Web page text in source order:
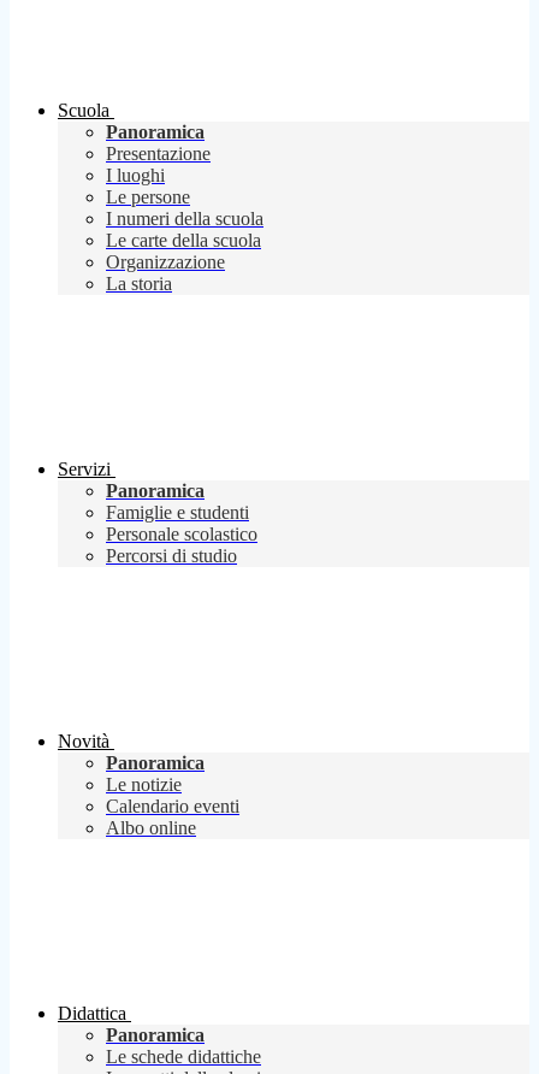
Scuola
Panoramica
Presentazione
I luoghi
Le persone
I numeri della scuola
Le carte della scuola
Organizzazione
La storia
Servizi
Panoramica
Famiglie e studenti
Personale scolastico
Percorsi di studio
Novità
Panoramica
Le notizie
Calendario eventi
Albo online
Didattica
Panoramica
Le schede didattiche